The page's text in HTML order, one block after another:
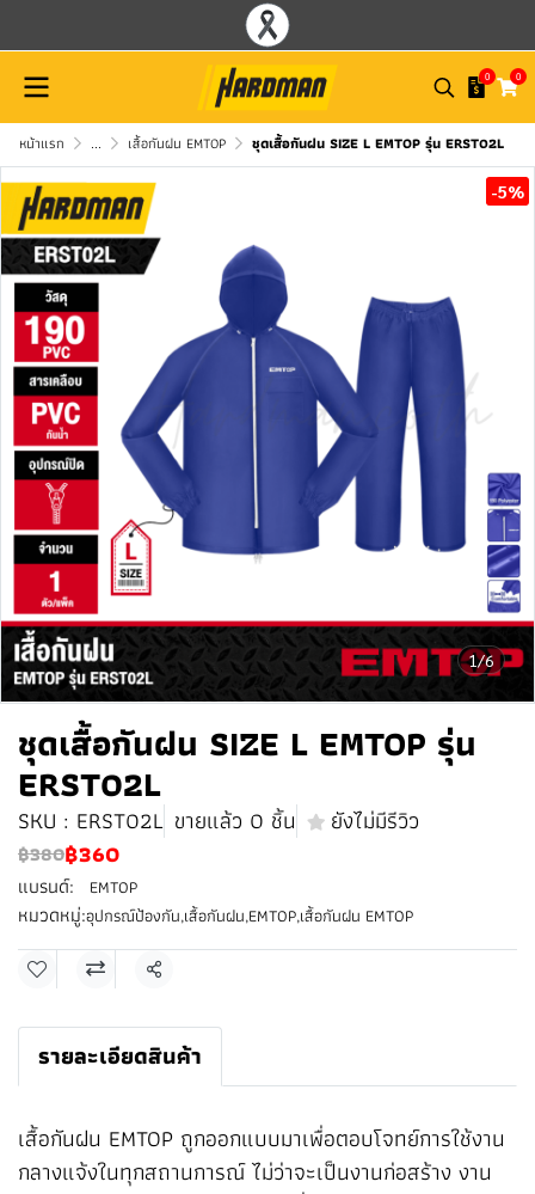
0 0
หน้าแรก ... เสื้อกันฝน EMTOP ชุดเสื้อกันฝน SIZE L EMTOP รุ่น ERST02L
1/6
-5%
ชุดเสื้อกันฝน SIZE L EMTOP รุ่น
ERST02L
SKU : ERST02L ขายแล้ว 0 ชิ้น ยังไม่มีรีวิว
฿380฿360
แบรนด์: EMTOP
หมวดหมู่:อุปกรณ์ป้องกัน,เสื้อกันฝน,EMTOP,เสื้อกันฝน EMTOP
แชร์
รายละเอียดสินค้า
เสื้อกันฝน EMTOP ถูกออกแบบมาเพื่อตอบโจทย์การใช้งาน
กลางแจ้งในทุกสถานการณ์ ไม่ว่าจะเป็นงานก่อสร้าง งาน